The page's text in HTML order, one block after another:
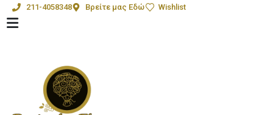
211-4058348 Βρείτε μας Εδώ Wishlist